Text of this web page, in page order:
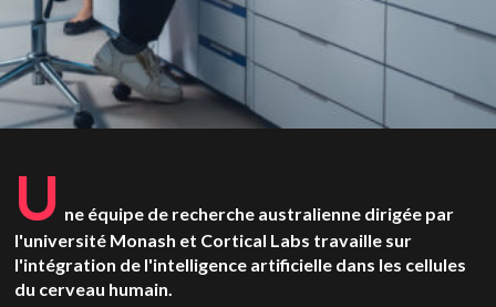
U ne équipe de recherche australienne dirigée par
l'université Monash et Cortical Labs travaille sur
l'intégration de l'intelligence artificielle dans les cellules
du cerveau humain.